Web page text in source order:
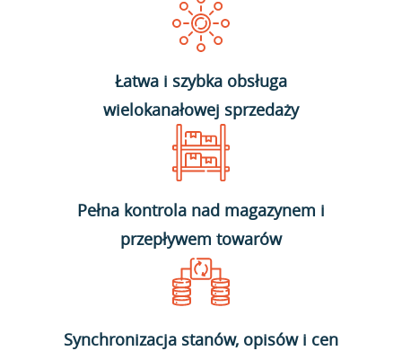
Łatwa i szybka obsługa
wielokanałowej sprzedaży
Pełna kontrola nad magazynem i
przepływem towarów
Synchronizacja stanów, opisów i cen